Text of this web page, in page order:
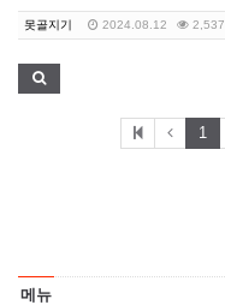
못골지기 2024.08.12 2,537
1
메뉴